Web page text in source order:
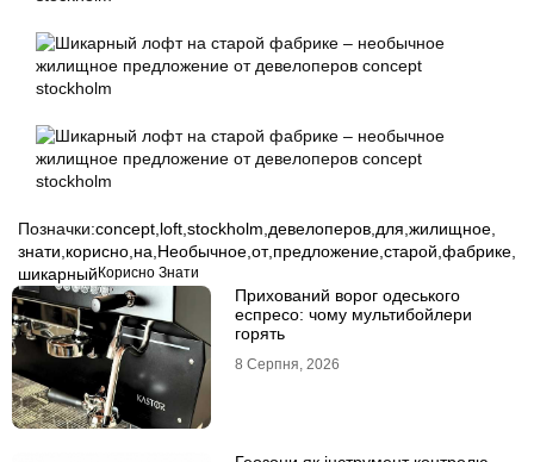
Позначки:concept loft stockholm девелоперов для жилищное
знати корисно на Необычное от, предложение старой фабрике
шикарный Корисно Знати
Прихований ворог одеського
еспресо: чому мультибойлери
горять
8 Серпня, 2026